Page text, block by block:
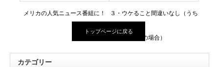
メリカの人気ニュース番組に！ ３・ウケること間違いなし（うち
の場合）
トップページに戻る
カテゴリー